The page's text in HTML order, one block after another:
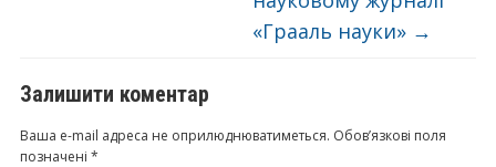
«Грааль науки» →
Залишити коментар
Ваша e-mail адреса не оприлюднюватиметься. Обов’язкові поля
позначені *